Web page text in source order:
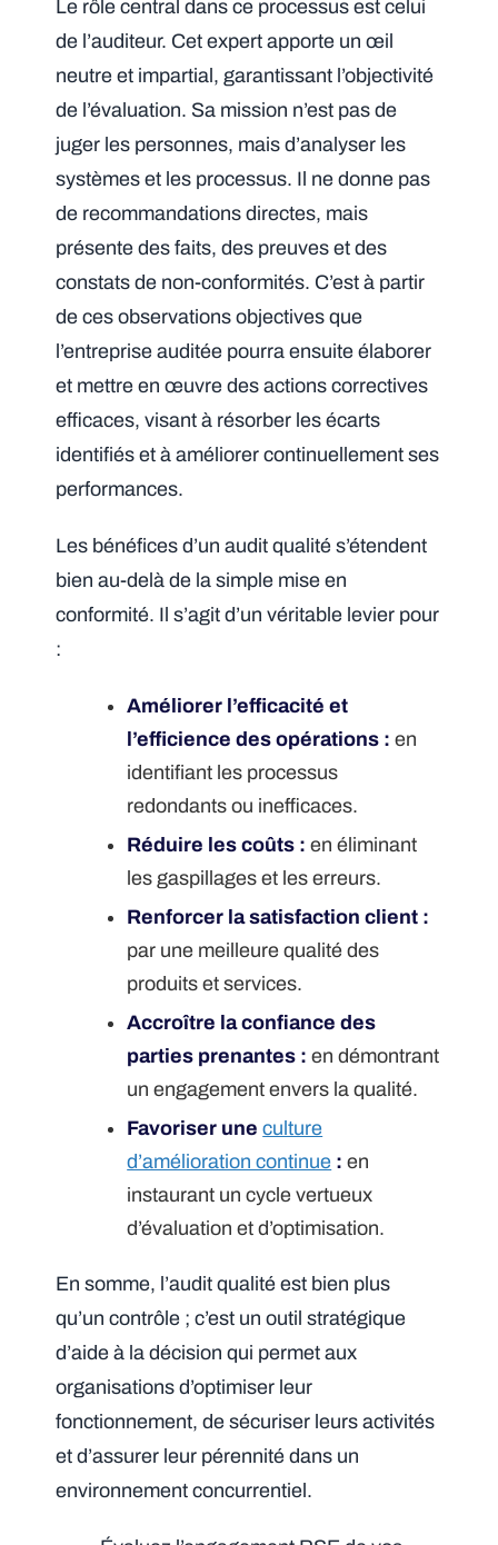
Le rôle central dans ce processus est celui
de l’auditeur. Cet expert apporte un œil
neutre et impartial, garantissant l’objectivité
de l’évaluation. Sa mission n’est pas de
juger les personnes, mais d’analyser les
systèmes et les processus. Il ne donne pas
de recommandations directes, mais
présente des faits, des preuves et des
constats de non-conformités. C’est à partir
de ces observations objectives que
l’entreprise auditée pourra ensuite élaborer
et mettre en œuvre des actions correctives
efficaces, visant à résorber les écarts
identifiés et à améliorer continuellement ses
performances.
Les bénéfices d’un audit qualité s’étendent
bien au-delà de la simple mise en
conformité. Il s’agit d’un véritable levier pour
:
Améliorer l’efficacité et
l’efficience des opérations : en
identifiant les processus
redondants ou inefficaces.
Réduire les coûts : en éliminant
les gaspillages et les erreurs.
Renforcer la satisfaction client :
par une meilleure qualité des
produits et services.
Accroître la confiance des
parties prenantes : en démontrant
un engagement envers la qualité.
Favoriser uneculture
d’amélioration continue : en
instaurant un cycle vertueux
d’évaluation et d’optimisation.
En somme, l’audit qualité est bien plus
qu’un contrôle ; c’est un outil stratégique
d’aide à la décision qui permet aux
organisations d’optimiser leur
fonctionnement, de sécuriser leurs activités
et d’assurer leur pérennité dans un
environnement concurrentiel.